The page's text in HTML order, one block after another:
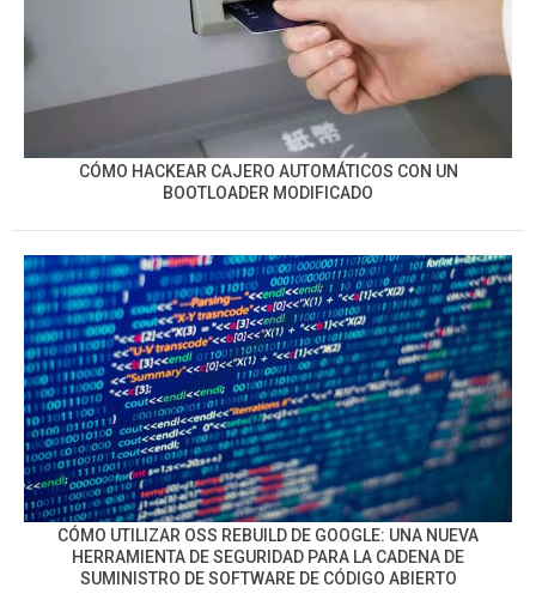
CÓMO HACKEAR CAJERO AUTOMÁTICOS CON UN
BOOTLOADER MODIFICADO
CÓMO UTILIZAR OSS REBUILD DE GOOGLE: UNA NUEVA
HERRAMIENTA DE SEGURIDAD PARA LA CADENA DE
SUMINISTRO DE SOFTWARE DE CÓDIGO ABIERTO